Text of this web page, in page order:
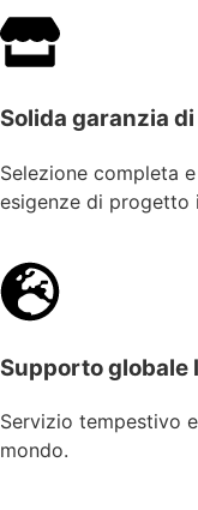
Solida garanzia
Selezione completa
esigenze di progetto
Supporto globale
Servizio tempestivo
mondo.